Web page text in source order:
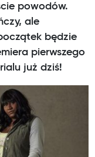
powodów.
ale
będzie
pierwszego
już dziś!